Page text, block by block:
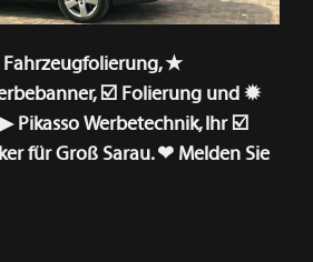
★
☑️ Folierung und ✹
Pikasso Werbetechnik, Ihr ☑️
für Groß Sarau. ❤ Melden Sie